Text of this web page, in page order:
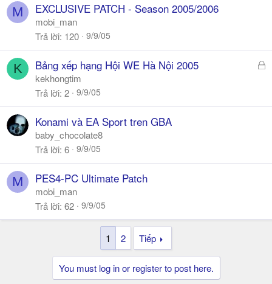
M EXCLUSIVE PATCH - Season 2005/2006
mobi_man
Trả lời 120 9/9/05
K
Đ
h
Bảng xếp hạng Hội WE Hà Nội 2005
kekhongtim
Trả lời 2 9/9/05
Konami và EA Sport tren GBA
baby_chocolate8
Trả lời 6 9/9/05
M PES4-PC Ultimate Patch
mobi_man
Trả lời 62 9/9/05
1 2 Tiếp
You must log in or register to post here.